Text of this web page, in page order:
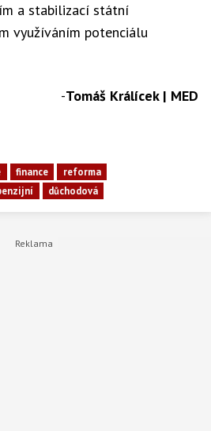
a stabilizací státní
využíváním potenciálu
-Tomáš Králícek | MED
finance
reforma
důchodová